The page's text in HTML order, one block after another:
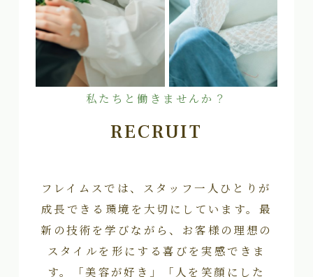
私たちと働きませんか？
RECRUIT
フレイムスでは、スタッフ一人ひとりが
成長できる環境を大切にしています。最
新の技術を学びながら、お客様の理想の
スタイルを形にする喜びを実感できま
す。「美容が好き」「人を笑顔にした